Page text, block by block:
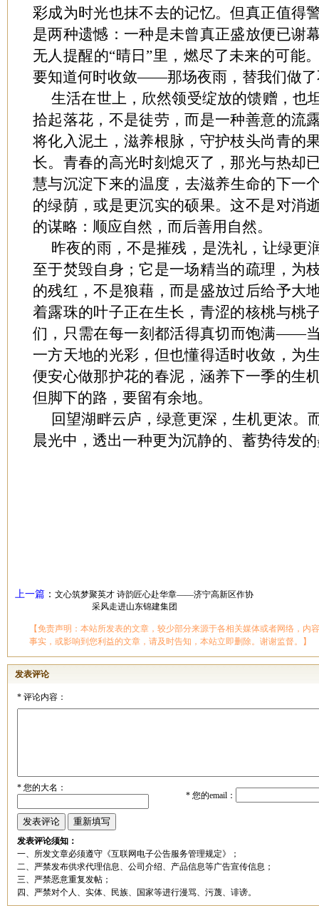
彩成为时光也抹不去的记忆。但真正值得
是两种遗憾：一种是未曾真正盛放便已谢
无人提醒的“晴日”里，燃尽了未来的可能
要知道何时收敛——那场夜雨，替我们做了
生活在世上，欣然领受绽放的馈赠，也
拾起落花，不是徒劳，而是一种善意的流
将化入泥土，滋养根脉，守护枝头尚青的
长。青春的高光时刻熄灭了，那光与热却
慧与沉淀下来的温度，去滋养生命的下
的绿荫，或是更沉实的硕果。这不是对消
的谋略：顺应自然，而后善用自然。
昨夜的雨，不是摧残，是洗礼，让绿更
至于焚毁自身；它是一场精当的疏理，为
的残红，不是狼藉，而是盛放过后给予大
着露珠的叶子正在生长，青涩的核桃与桃
们，只需在每一刻都活得真切而饱满——
一方天地的光彩，但也懂得适时收敛，为
便安心做那护花的春泥，涵养下一季的生
但脚下的路，要留有余地。
回望湖畔云庐，绿意更深，生机更浓。
晨光中，透出一种更为沉静的、蓄势待发
上一篇 ： 文心筑梦聚英才 诗韵匠心赴华章——济宁高新区作协
采风走进山东锦建集团
【免责声明：本站所发表的文章，较少部分来源于各相关媒体或者网络，内
事实，或影响到您利益的文章，请及时告知，本站立即删除。谢谢监督。】
发表评论
*评论内容：
*您的大名：
*您的email：
发表评论须知：
一、所发文章必须遵守《互联网电子公告服务管理规定》；
二、严禁发布供求代理信息、公司介绍、产品信息等广告宣传信息；
三、严禁恶意重复发帖；
四、严禁对个人、实体、民族、国家等进行漫骂、污蔑、诽谤。